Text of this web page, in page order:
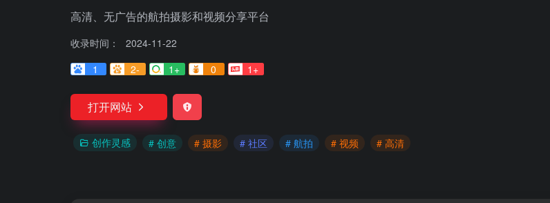
高清、无广告的航拍摄影和视频分享平台
收录时间：
2024-11-22
1
2- 1+ 0 1+
打开网站
创作灵感 # 创意 # 摄影 # 社区 # 航拍 # 视频 # 高清